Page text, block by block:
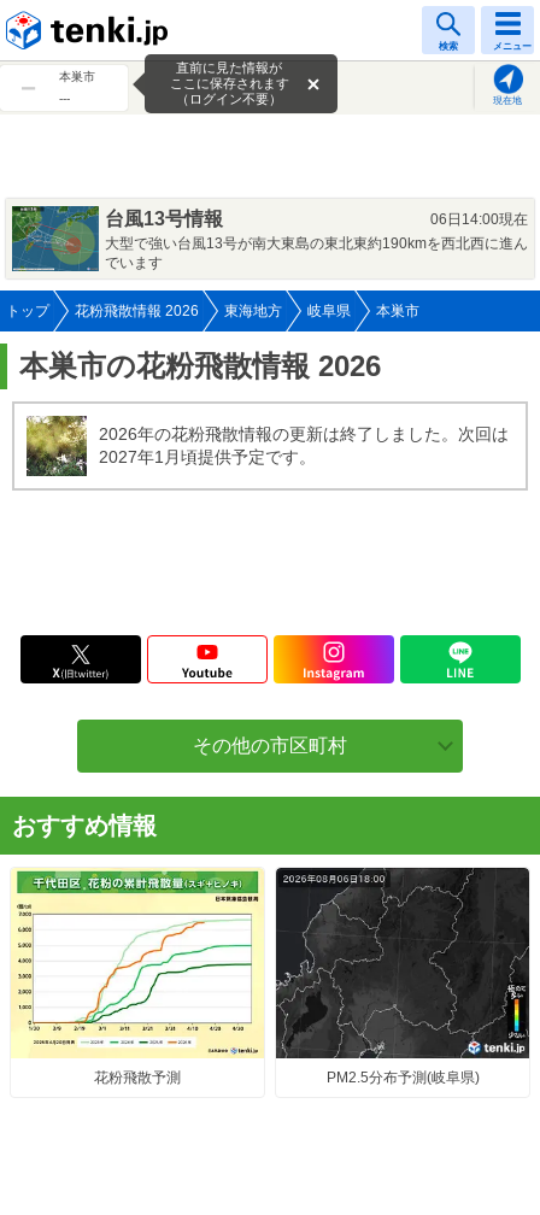
検索 メニュー
本巣市
---
現在地
直前に見た情報が
ここに保存されます
（ログイン不要）
台風13号情報
06日14:00現在
大型で強い台風13号が南大東島の東北東約190kmを西北西に進ん
でいます
トップ 花粉飛散情報 2026 東海地方 岐阜県 本巣市
本巣市の花粉飛散情報 2026
2026年の花粉飛散情報の更新は終了しました。次回は
2027年1月頃提供予定です。
その他の市区町村
おすすめ情報
花粉飛散予測 PM2.5分布予測(岐阜県)